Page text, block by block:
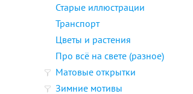
Старые иллюстрации
Транспорт
Цветы и растения
Про всё на свете (разное)
Матовые открытки
Зимние мотивы